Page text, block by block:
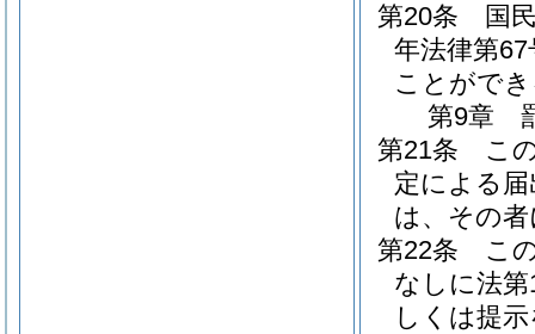
第20条
国
年法律第67
ことがで
第9章
第21条
こ
定による
は、その
第22条
こ
なしに法
しくは提